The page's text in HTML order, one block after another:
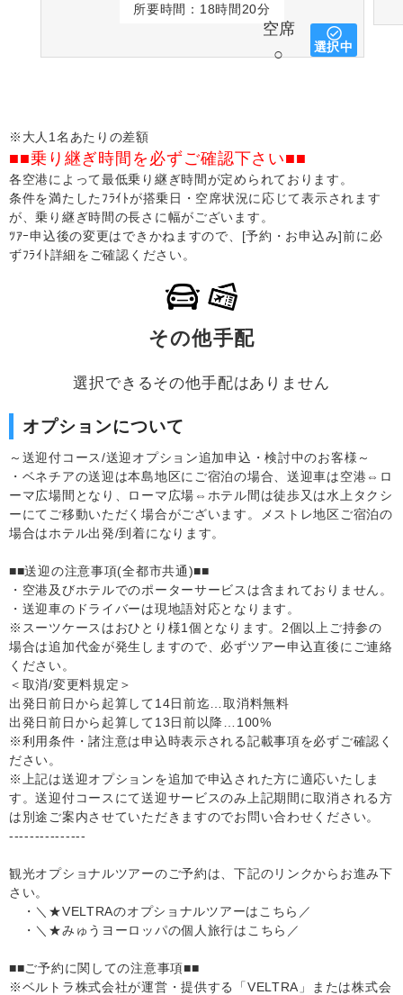
所要時間：18時間20分
空席
○
選択中
※大人1名あたりの差額
■■乗り継ぎ時間を必ずご確認下さい■■
各空港によって最低乗り継ぎ時間が定められております。
条件を満たしたﾌﾗｲﾄが搭乗日・空席状況に応じて表示されます
が、乗り継ぎ時間の長さに幅がございます。
ﾂｱｰ申込後の変更はできかねますので、[予約・お申込み]前に必
ずﾌﾗｲﾄ詳細をご確認ください。
その他手配
選択できるその他手配はありません
オプションについて
～送迎付コース/送迎オプション追加申込・検討中のお客様～
・ベネチアの送迎は本島地区にご宿泊の場合、送迎車は空港⇔ロ
ーマ広場間となり、ローマ広場⇔ホテル間は徒歩又は水上タクシ
ーにてご移動いただく場合がございます。メストレ地区ご宿泊の
場合はホテル出発/到着になります。
■■送迎の注意事項(全都市共通)■■
・空港及びホテルでのポーターサービスは含まれておりません。
・送迎車のドライバーは現地語対応となります。
※スーツケースはおひとり様1個となります。2個以上ご持参の
場合は追加代金が発生しますので、必ずツアー申込直後にご連絡
ください。
＜取消/変更料規定＞
出発日前日から起算して14日前迄…取消料無料
出発日前日から起算して13日前以降…100%
※利用条件・諸注意は申込時表示される記載事項を必ずご確認く
ださい。
※上記は送迎オプションを追加で申込された方に適応いたしま
す。送迎付コースにて送迎サービスのみ上記期間に取消される方
は別途ご案内させていただきますのでお問い合わせください。
---------------
観光オプショナルツアーのご予約は、下記のリンクからお進み下
さい。
・＼★VELTRAのオプショナルツアーはこちら／
・＼★みゅうヨーロッパの個人旅行はこちら／
■■ご予約に関しての注意事項■■
※ベルトラ株式会社が運営・提供する「VELTRA」または株式会